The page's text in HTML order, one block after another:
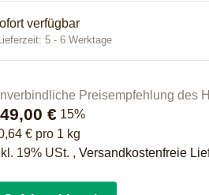
verfügbar
Lieferzeit:5 - 6 Werktage
Preisempfehlung des
€ 15%
€ pro 1 kg
19% USt. ,Versandkostenfreie